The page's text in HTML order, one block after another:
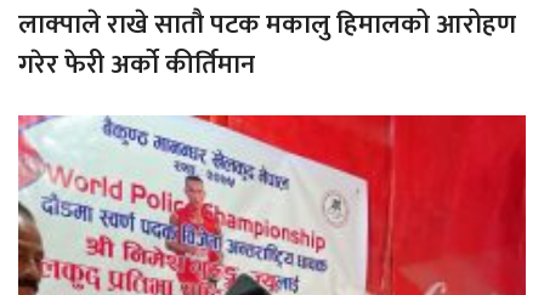
लाक्पाले राखे सातौ पटक मकालु हिमालको आरोहण
गरेर फेरी अर्को कीर्तिमान